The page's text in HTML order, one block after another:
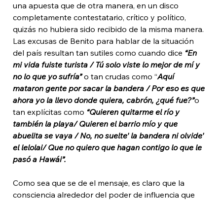
una apuesta que de otra manera, en un disco
completamente contestatario, crítico y político,
quizás no hubiera sido recibido de la misma manera.
Las excusas de Benito para hablar de la situación
del país resultan tan sutiles como cuando dice “En
mi vida fuiste turista / Tú solo viste lo mejor de mí y
no lo que yo sufría” o tan crudas como “Aquí
mataron gente por sacar la bandera / Por eso es que
ahora yo la llevo donde quiera, cabrón, ¿qué fue?”o
tan explícitas como “Quieren quitarme el río y
también la playa/ Quieren el barrio mío y que
abuelita se vaya / No, no suelte' la bandera ni olvide'
el lelolai/ Que no quiero que hagan contigo lo que le
pasó a Hawái”.
Como sea que se de el mensaje, es claro que la
consciencia alrededor del poder de influencia que